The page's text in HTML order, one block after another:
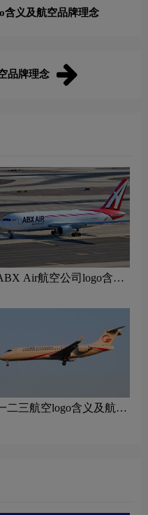
含义及航空品牌理念
品牌理念
Air航空公司logo含义
二三航空logo含义及航空